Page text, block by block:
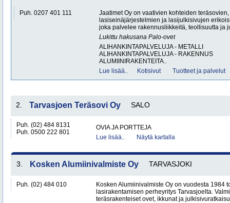
Puh. 0207 401 111
Jaatimet Oy on vaativien kohteiden
lasiseinäjärjestelmien ja lasijulkisivujen
joka palvelee rakennusliikkeitä, teollisuutta ja
Lukittu hakusana Palo-ovet
ALIHANKINTAPALVELUJA - METALLI
ALIHANKINTAPALVELUJA - RAKENNUS
ALUMIINIRAKENTEITA..
Lue lisää..
Kotisivut Tuotteet ja palvelut
2. Tarvasjoen Teräsovi Oy SALO
Puh. (02) 484 8131
Puh. 0500 222 801
OVIA JA PORTTEJA
Lue lisää..
Näytä kartalla
3. Kosken Alumiinivalmiste Oy TARVASJOKI
Puh. (02) 484 010
Kosken Alumiinivalmiste Oy on vuodesta 1984
lasirakentamisen perheyritys Tarvasjoelta.
teräsrakenteiset ovet, ikkunat ja